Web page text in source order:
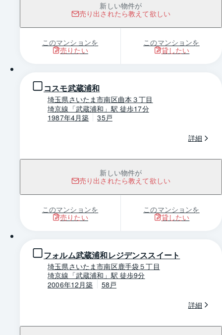
新しい物件が
売り出されたら教えて欲しい
このマンションを
売りたい
このマンションを
貸したい
コスモ武蔵浦和
埼玉県さいたま市南区曲本３丁目
埼京線「武蔵浦和」駅 徒歩17分
1987年4月築
35戸
詳細
新しい物件が
売り出されたら教えて欲しい
このマンションを
売りたい
このマンションを
貸したい
フォルム武蔵浦和レジデンススイート
埼玉県さいたま市南区鹿手袋５丁目
埼京線「武蔵浦和」駅 徒歩9分
2006年12月築
58戸
詳細